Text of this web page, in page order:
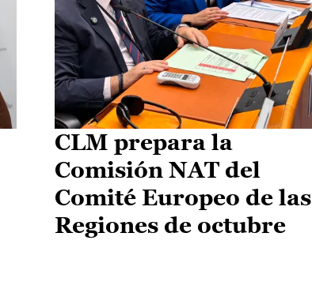
CLM prepara la
Comisión NAT del
Comité Europeo de las
Regiones de octubre